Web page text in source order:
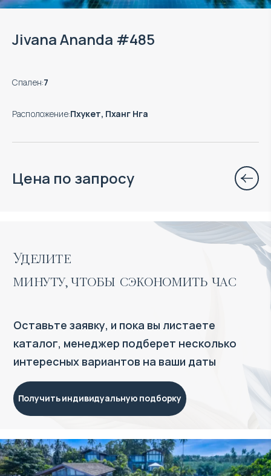
Jivana Ananda #485
Спален:7
Расположение:Пхукет, Пханг Нга
Цена по запросу
Уделите
минуту, чтобы сэкономить час
Оставьте заявку, и пока вы листаете
каталог, менеджер подберет несколько
интересных вариантов на ваши даты
Получить индивидуальную подборку